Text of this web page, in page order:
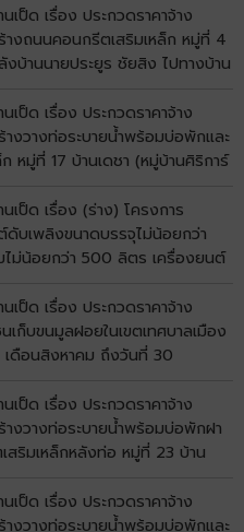
ด้วยวิธีประกวดราคา
เป็ด เรื่อง ประกวดราคาจ้าง
างถนนคอนกรีตเสริมเหล็ก หมู่ที่ 4
บ้านนายประยูร ชัยสิง ไปทางบ้าน
ระกวดราคาอิเล็กทรอนิกส์ (e-
เป็ด เรื่อง ประกวดราคาจ้าง
งวางท่อระบายน้ำพร้อมบ่อพักและ
หมู่ที่ 17 บ้านเดชา (หมู่บ้านศิริการ์
ล็กทรอนิกส์ (e-bidding)
นเป็ด เรื่อง (ร่าง) โครงการ
ดับเพลิงขนาดบรรจุไม่น้อยกว่า
ม่น้อยกว่า 500 ลิตร เครื่องยนต์
ะอุปกรณ์ในการดับเพลิงครบชุด
กวดราคาอิเล็กทรอนิกส์ (e-
เป็ด เรื่อง ประกวดราคาจ้าง
เก็บขนมูลฝอยในเขตเทศบาลเมือง
ดือนสิงหาคม ถึงวันที่ 30
เป็ด เรื่อง ประกวดราคาจ้าง
งวางท่อระบายน้ำพร้อมบ่อพักฝา
สริมเหล็กหลังท่อ หมู่ที่ 23 บ้าน
วัดขอนแก่น ด้วยวิธีประกวดราคา
เป็ด เรื่อง ประกวดราคาจ้าง
งวางท่อระบายน้ำพร้อมบ่อพักและ